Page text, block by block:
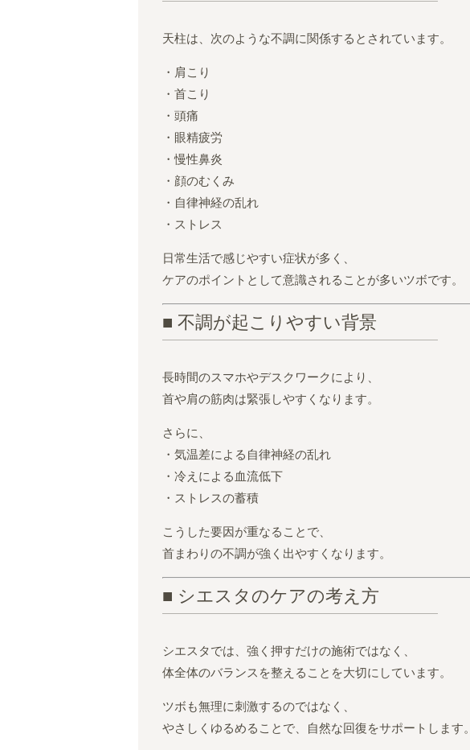
天柱は、次のような不調に関係するとされています。
・肩こり
・首こり
・頭痛
・眼精疲労
・慢性鼻炎
・顔のむくみ
・自律神経の乱れ
・ストレス
日常生活で感じやすい症状が多く、
ケアのポイントとして意識されることが多いツボです。
■ 不調が起こりやすい背景
長時間のスマホやデスクワークにより、
首や肩の筋肉は緊張しやすくなります。
さらに、
・気温差による自律神経の乱れ
・冷えによる血流低下
・ストレスの蓄積
こうした要因が重なることで、
首まわりの不調が強く出やすくなります。
■ シエスタのケアの考え方
シエスタでは、強く押すだけの施術ではなく、
体全体のバランスを整えることを大切にしています。
ツボも無理に刺激するのではなく、
やさしくゆるめることで、自然な回復をサポートします。